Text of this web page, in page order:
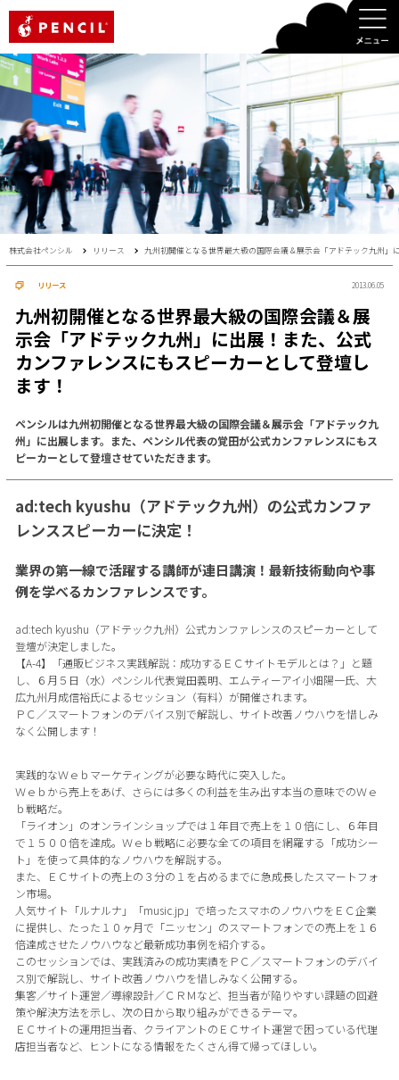
株式会社ペンシル リリース 九州初開催となる世界最大級の国際会議＆展示会「アドテック九州
リリース 2013.06.05
九州初開催となる世界最大級の国際会議＆展
示会「アドテック九州」に出展！また、公式
カンファレンスにもスピーカーとして登壇し
ます！
ペンシルは九州初開催となる世界最大級の国際会議＆展示会「アドテック九
州」に出展します。また、ペンシル代表の覚田が公式カンファレンスにもス
ピーカーとして登壇させていただきます。
ad:tech kyushu（アドテック九州）の公式カンファ
レンススピーカーに決定！
業界の第一線で活躍する講師が連日講演！最新技術動向や事
例を学べるカンファレンスです。
ad:tech kyushu（アドテック九州）公式カンファレンスのスピーカーとして
登壇が決定しました。
【A-4】「通販ビジネス実践解説：成功するＥＣサイトモデルとは？」と題
し、６月５日（水）ペンシル代表覚田義明、エムティーアイ小畑陽一氏、大
広九州月成信裕氏によるセッション（有料）が開催されます。
ＰＣ／スマートフォンのデバイス別で解説し、サイト改善ノウハウを惜しみ
なく公開します！
実践的なＷｅｂマーケティングが必要な時代に突入した。
Ｗｅｂから売上をあげ、さらには多くの利益を生み出す本当の意味でのＷｅ
ｂ戦略だ。
「ライオン」のオンラインショップでは１年目で売上を１０倍にし、６年目
で１５００倍を達成。Ｗｅｂ戦略に必要な全ての項目を網羅する「成功シー
ト」を使って具体的なノウハウを解説する。
また、ＥＣサイトの売上の３分の１を占めるまでに急成長したスマートフォ
ン市場。
人気サイト「ルナルナ」「music.jp」で培ったスマホのノウハウをＥＣ企業
に提供し、たった１０ヶ月で「ニッセン」のスマートフォンでの売上を１６
倍達成させたノウハウなど最新成功事例を紹介する。
このセッションでは、実践済みの成功実績をＰＣ／スマートフォンのデバイ
ス別で解説し、サイト改善ノウハウを惜しみなく公開する。
集客／サイト運営／導線設計／ＣＲＭなど、担当者が陥りやすい課題の回避
策や解決方法を示し、次の日から取り組みができるテーマ。
ＥＣサイトの運用担当者、クライアントのＥＣサイト運営で困っている代理
店担当者など、ヒントになる情報をたくさん得て帰ってほしい。